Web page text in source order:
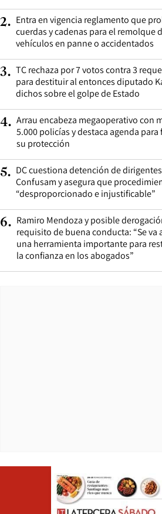
2. Entra en vigencia reglamento que
cuerdas y cadenas para el remolque
vehículos en panne o accidentados
3. TC rechaza por 7 votos contra 3
para destituir al entonces diputado
dichos sobre el golpe de Estado
4. Arrau encabeza megaoperativo con
5.000 policías y destaca agenda
su protección
5. DC cuestiona detención de
Confusam y asegura que
“desproporcionado e injustificable”
6. Ramiro Mendoza y posible
requisito de buena conducta: “Se va
una herramienta importante para
la confianza en los abogados”